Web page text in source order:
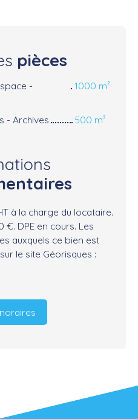
pièces
-
1000 m²
- Archives 500 m²
à la charge du locataire.
DPE en cours. Les
auxquels ce bien est
le site Géorisques :